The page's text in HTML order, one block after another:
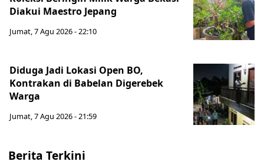
Diakui Maestro Jepang
Jumat, 7 Agu 2026 - 22:10
Diduga Jadi Lokasi Open BO,
Kontrakan di Babelan Digerebek
Warga
Jumat, 7 Agu 2026 - 21:59
Berita Terkini